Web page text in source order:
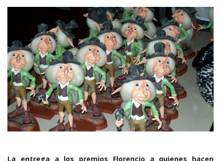
La entrega a los premios Florencio a quienes hacen